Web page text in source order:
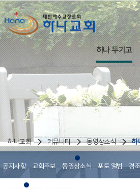
하나 두기고
하나교회 커뮤니티 동영상소식 하
공지사항 교회주보 동영상소식 포토 앨범 경